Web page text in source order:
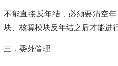
不能直接反年结，必须要清空
块、核算模块反年结之后才能进
三，委外管理